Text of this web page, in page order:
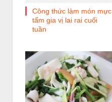
Công thức làm món mực
tẩm gia vị lai rai cuối
tuần